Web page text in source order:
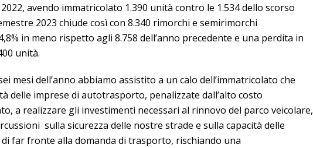
avendo immatricolato 1.390 unità contro le 1.534 dello scorso
2023 chiude così con 8.340 rimorchi e semirimorchi
in meno rispetto agli 8.758 dell’anno precedente e una perdita in
unità.
mesi dell’anno abbiamo assistito a un calo dell’immatricolato che
delle imprese di autotrasporto, penalizzate dall’alto costo
a realizzare gli investimenti necessari al rinnovo del parco veicolare,
sulla sicurezza delle nostre strade e sulla capacità delle
far fronte alla domanda di trasporto, rischiando una